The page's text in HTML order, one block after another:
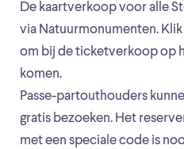
De kaartverkoop voor alle
via Natuurmonumenten.
om bij de ticketverkoop op
komen.
Passe-partouthouders
gratis bezoeken. Het
met een speciale code is